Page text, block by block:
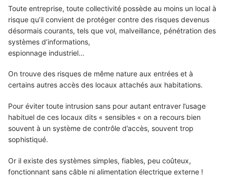
Toute entreprise, toute collectivité possède au moins un local à
risque qu’il convient de protéger contre des risques devenus
désormais courants, tels que vol, malveillance, pénétration des
systèmes d’informations,
espionnage industriel…
On trouve des risques de même nature aux entrées et à
certains autres accès des locaux attachés aux habitations.
Pour éviter toute intrusion sans pour autant entraver l’usage
habituel de ces locaux dits « sensibles « on a recours bien
souvent à un système de contrôle d’accès, souvent trop
sophistiqué.
Or il existe des systèmes simples, fiables, peu coûteux,
fonctionnant sans câble ni alimentation électrique externe !